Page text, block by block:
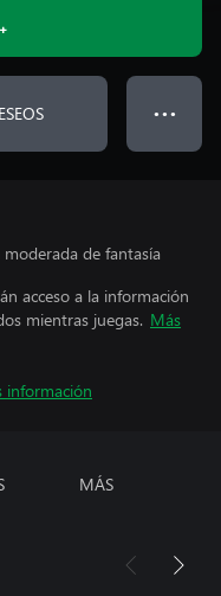
● ● ●
moderada de fantasía
acceso a la información
mientras juegas. Más
información
MÁS